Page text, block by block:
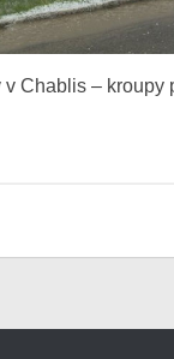
Chablis – kroupy